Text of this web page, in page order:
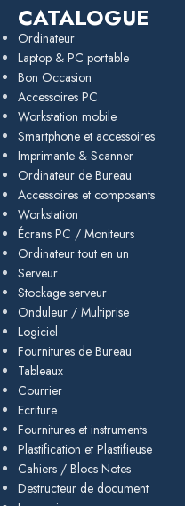
CATALOGUE
Ordinateur
Laptop & PC portable
Bon Occasion
Accessoires PC
Workstation mobile
Smartphone et accessoires
Imprimante & Scanner
Ordinateur de Bureau
Accessoires et composants
Workstation
Écrans PC / Moniteurs
Ordinateur tout en un
Serveur
Stockage serveur
Onduleur / Multiprise
Logiciel
Fournitures de Bureau
Tableaux
Courrier
Ecriture
Fournitures et instruments
Plastification et Plastifieuse
Cahiers / Blocs Notes
Destructeur de document